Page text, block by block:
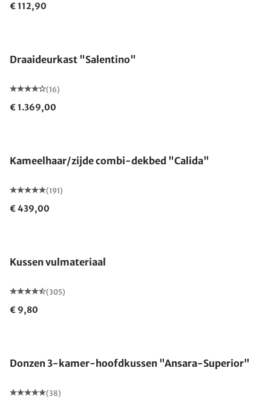
€ 112,90
Draaideurkast "Salentino"
(16)
€ 1.369,00
Kameelhaar/zijde combi-dekbed "Calida"
(191)
€ 439,00
Kussen vulmateriaal
(305)
€ 9,80
Donzen 3-kamer-hoofdkussen "Ansara-Superior"
(38)